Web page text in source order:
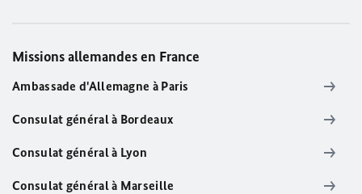
Missions allemandes en France
Ambassade d'Allemagne à Paris
Consulat général à Bordeaux
Consulat général à Lyon
Consulat général à Marseille